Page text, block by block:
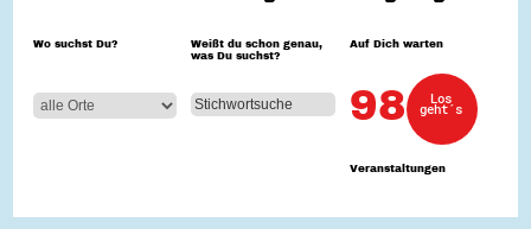
Zeig uns dein Ehrenamt
Wettbewerb | Trikotwettbewerb
Wettbewerb | 80 Jahre Hessen - Engagement
Ausgezeichnete Projekte
Wo suchst Du?
Weißt du schon genau,
was Du suchst?
Auf Dich warten
98
Veranstaltungen
Los
geht´s